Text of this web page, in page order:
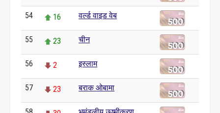
54 16 वर्ल्ड वाइड वेब
55 23 चीन
56 2 इस्लाम
57 23 बराक ओबामा